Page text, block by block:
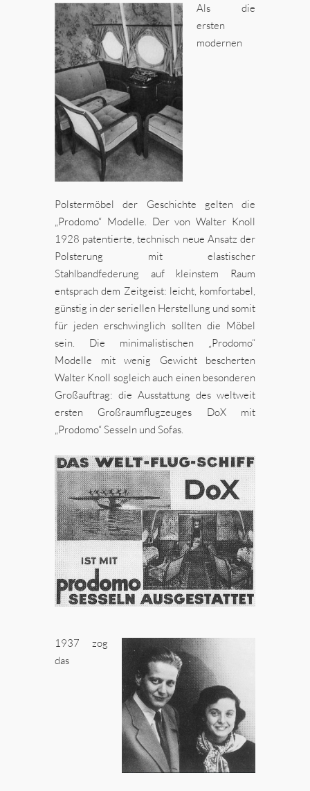
Als die
ersten
modernen
Polstermöbel der Geschichte gelten die
„Prodomo“ Modelle. Der von Walter Knoll
1928 patentierte, technisch neue Ansatz der
Polsterung mit elastischer
Stahlbandfederung auf kleinstem Raum
entsprach dem Zeitgeist: leicht, komfortabel,
günstig in der seriellen Herstellung und somit
für jeden erschwinglich sollten die Möbel
sein. Die minimalistischen „Prodomo“
Modelle mit wenig Gewicht bescherten
Walter Knoll sogleich auch einen besonderen
Großauftrag: die Ausstattung des weltweit
ersten Großraumflugzeuges DoX mit
„Prodomo“ Sesseln und Sofas.
1937 zog
das